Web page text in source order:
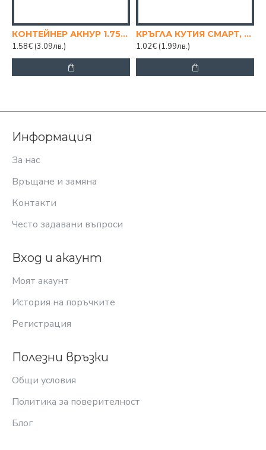
КОНТЕЙНЕР АКНУР 1.75 Л.
1.58€ (3.09лв.)
КРЪГЛА КУТИЯ СМАРТ, 0.6 Л.
1.02€ (1.99лв.)
Информация
За нас
Връщане и замяна
Контакти
Често задавани въпроси
Вход и акаунт
Моят акаунт
История на поръчките
Регистрация
Полезни връзки
Общи условия
Политика за поверителност
Блог